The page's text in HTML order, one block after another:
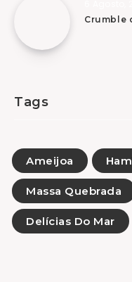
Crumble
Tags
Ameijoa
Massa Quebrada
Delícias Do Mar